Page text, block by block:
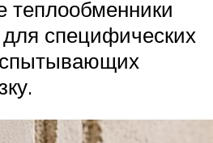
теплообменники
специфических